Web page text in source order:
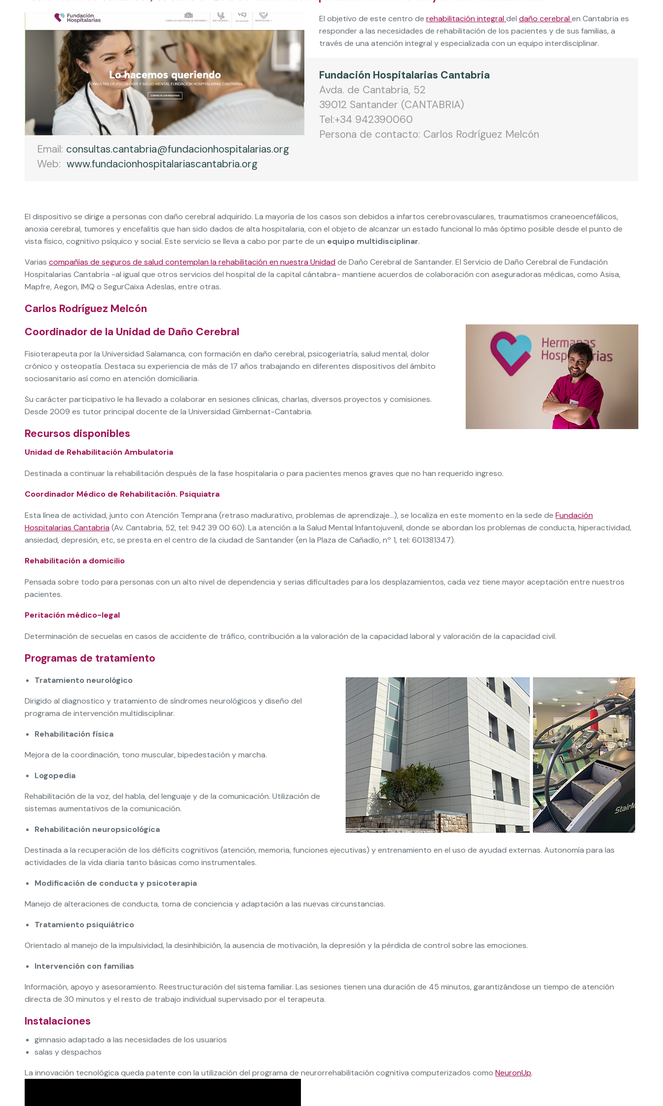
El objetivo de este centro de rehabilitación integral del daño cerebral en Cantabria es
responder a las necesidades de rehabilitación de los pacientes y de sus familias, a
través de una atención integral y especializada con un equipo interdisciplinar.
Fundación Hospitalarias Cantabria
Avda. de Cantabria, 52
39012 Santander (CANTABRIA)
Tel:+34 942390060
Persona de contacto: Carlos Rodríguez Melcón
Email: consultas.cantabria@fundacionhospitalarias.org
Web: www.fundacionhospitalariascantabria.org
El dispositivo se dirige a personas con daño cerebral adquirido. La mayoría de los casos son debidos a infartos cerebrovasculares, traumatismos craneoencefálicos,
anoxia cerebral, tumores y encefalitis que han sido dados de alta hospitalaria, con el objeto de alcanzar un estado funcional lo más óptimo posible desde el punto de
vista físico, cognitivo psíquico y social. Este servicio se lleva a cabo por parte de un equipo multidisciplinar.
Varias compañías de seguros de salud contemplan la rehabilitación en nuestra Unidad de Daño Cerebral de Santander. El Servicio de Daño Cerebral de Fundación
Hospitalarias Cantabria -al igual que otros servicios del hospital de la capital cántabra- mantiene acuerdos de colaboración con aseguradoras médicas, como Asisa,
Mapfre, Aegon, IMQ o SegurCaixa Adeslas, entre otras.
Carlos Rodríguez Melcón
Coordinador de la Unidad de Daño Cerebral
Fisioterapeuta por la Universidad Salamanca, con formación en daño cerebral, psicogeriatría, salud mental, dolor
crónico y osteopatía. Destaca su experiencia de más de 17 años trabajando en diferentes dispositivos del ámbito
sociosanitario así como en atención domiciliaria.
Su carácter participativo le ha llevado a colaborar en sesiones clínicas, charlas, diversos proyectos y comisiones.
Desde 2009 es tutor principal docente de la Universidad Gimbernat-Cantabria.
Recursos disponibles
Unidad de Rehabilitación Ambulatoria
Destinada a continuar la rehabilitación después de la fase hospitalaria o para pacientes menos graves que no han requerido ingreso.
Coordinador Médico de Rehabilitación. Psiquiatra
Esta línea de actividad, junto con Atención Temprana (retraso madurativo, problemas de aprendizaje…), se localiza en este momento en la sede de Fundación
Hospitalarias Cantabria (Av. Cantabria, 52, tel: 942 39 00 60). La atención a la Salud Mental Infantojuvenil, donde se abordan los problemas de conducta, hiperactividad,
ansiedad, depresión, etc, se presta en el centro de la ciudad de Santander (en la Plaza de Cañadío, nº 1, tel: 601381347).
Rehabilitación a domicilio
Pensada sobre todo para personas con un alto nivel de dependencia y serias dificultades para los desplazamientos, cada vez tiene mayor aceptación entre nuestros
pacientes.
Peritación médico-legal
Determinación de secuelas en casos de accidente de tráfico, contribución a la valoración de la capacidad laboral y valoración de la capacidad civil.
Programas de tratamiento
Tratamiento neurológico
Dirigido al diagnostico y tratamiento de síndromes neurológicos y diseño del
programa de intervención multidisciplinar.
Rehabilitación física
Mejora de la coordinación, tono muscular, bipedestación y marcha.
Logopedia
Rehabilitación de la voz, del habla, del lenguaje y de la comunicación. Utilización de
sistemas aumentativos de la comunicación.
Rehabilitación neuropsicológica
Destinada a la recuperación de los déficits cognitivos (atención, memoria, funciones ejecutivas) y entrenamiento en el uso de ayudad externas. Autonomía para las
actividades de la vida diaria tanto básicas como instrumentales.
Modificación de conducta y psicoterapia
Manejo de alteraciones de conducta, toma de conciencia y adaptación a las nuevas circunstancias.
Tratamiento psiquiátrico
Orientado al manejo de la impulsividad, la desinhibición, la ausencia de motivación, la depresión y la pérdida de control sobre las emociones.
Intervención con familias
Información, apoyo y asesoramiento. Reestructuración del sistema familiar. Las sesiones tienen una duración de 45 minutos, garantizándose un tiempo de atención
directa de 30 minutos y el resto de trabajo individual supervisado por el terapeuta.
Instalaciones
gimnasio adaptado a las necesidades de los usuarios
salas y despachos
La innovación tecnológica queda patente con la utilización del programa de neurorrehabilitación cognitiva computerizados como NeuronUp.